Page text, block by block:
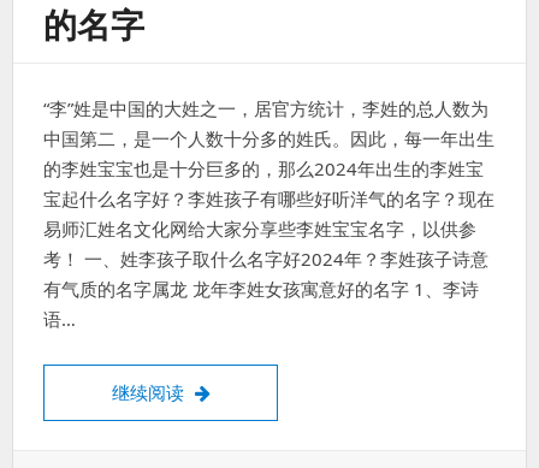
的名字
“李”姓是中国的大姓之一，居官方统计，李姓的总人数为
中国第二，是一个人数十分多的姓氏。因此，每一年出生
的李姓宝宝也是十分巨多的，那么2024年出生的李姓宝
宝起什么名字好？李姓孩子有哪些好听洋气的名字？现在
易师汇姓名文化网给大家分享些李姓宝宝名字，以供参
考！ 一、姓李孩子取什么名字好2024年？李姓孩子诗意
有气质的名字属龙 龙年李姓女孩寓意好的名字 1、李诗
语…
继续阅读 姓李孩子取什么名字好2024年？2024年李